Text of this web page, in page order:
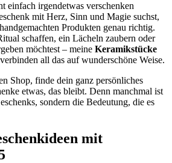
einfach irgendetwas verschenken
mit Herz, Sinn und Magie suchst,
Produkten genau richtig.
schaffen, ein Lächeln zaubern oder
möchtest – meine Keramikstücke
verbinden all das auf wunderschöne Weise.
Shop, finde dein ganz persönliches
etwas, das bleibt. Denn manchmal ist
sondern die Bedeutung, die es
mit